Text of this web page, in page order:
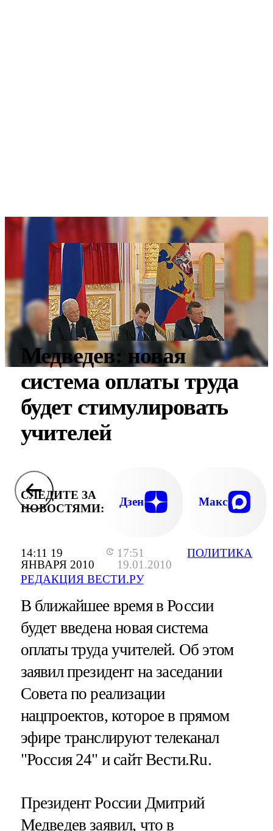
14:11 19
ЯНВАРЯ 2010
17:51
19.01.2010
РЕДАКЦИЯ ВЕСТИ.РУ
ПОЛИТИКА
Медведев: новая
система оплаты труда
будет стимулировать
учителей
СЛЕДИТЕ ЗА
НОВОСТЯМИ:
Дзен Макс
В ближайшее время в России
будет введена новая система
оплаты труда учителей. Об этом
заявил президент на заседании
Совета по реализации
нацпроектов, которое в прямом
эфире транслируют телеканал
"Россия 24" и сайт Вести.Ru.
Президент России Дмитрий
Медведев заявил, что в